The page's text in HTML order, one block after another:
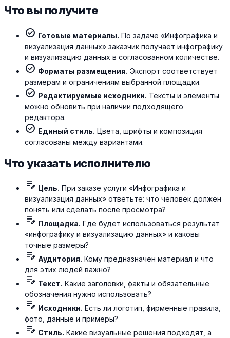
Что вы получите
check_circle Готовые материалы. По задаче «Инфографика и
визуализация данных» заказчик получает инфографику
и визуализацию данных в согласованном количестве.
check_circle Форматы размещения. Экспорт соответствует
размерам и ограничениям выбранной площадки.
check_circle Редактируемые исходники. Тексты и элементы
можно обновить при наличии подходящего
редактора.
check_circle Единый стиль. Цвета, шрифты и композиция
согласованы между вариантами.
Что указать исполнителю
edit_note Цель. При заказе услуги «Инфографика и
визуализация данных» ответьте: что человек должен
понять или сделать после просмотра?
edit_note Площадка. Где будет использоваться результат
«инфографику и визуализацию данных» и каковы
точные размеры?
edit_note Аудитория. Кому предназначен материал и что
для этих людей важно?
edit_note Текст. Какие заголовки, факты и обязательные
обозначения нужно использовать?
edit_note Исходники. Есть ли логотип, фирменные правила,
фото, данные и примеры?
edit_note Стиль. Какие визуальные решения подходят, а